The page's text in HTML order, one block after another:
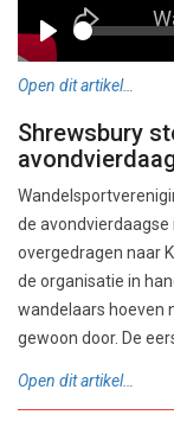
Play
Open dit artikel…
Shrewsbury
de
overgedragen naar
de organisatie in
wandelaars hoeven
gewoon door. De
Open dit artikel…